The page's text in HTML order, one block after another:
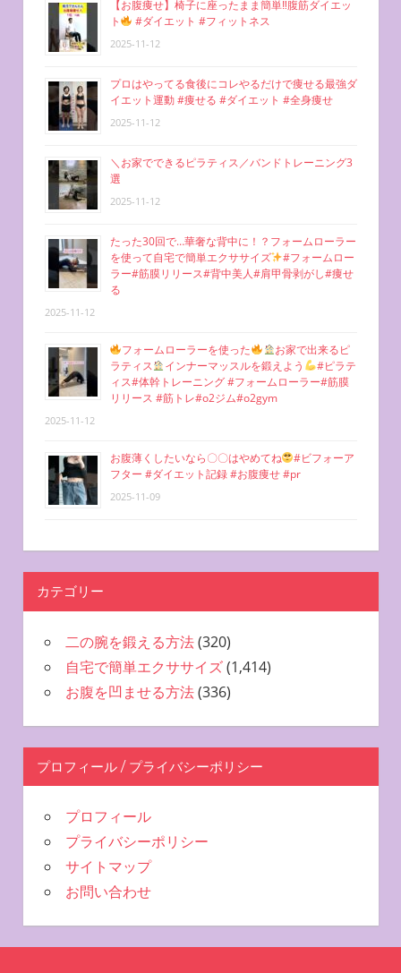
【お腹痩せ】椅子に座ったまま簡単‼︎腹筋ダイエッ
ト
#ダイエット #フィットネス
2025-11-12
プロはやってる食後にコレやるだけで痩せる最強ダ
イエット運動 #痩せる #ダイエット #全身痩せ
2025-11-12
＼お家でできるピラティス／バンドトレーニング3
選
2025-11-12
たった30回で…華奢な背中に！？フォームローラー
を使って自宅で簡単エクササイズ
#フォームロー
ラー#筋膜リリース#背中美人#肩甲骨剥がし#痩せ
る
2025-11-12
フォームローラーを使った
お家で出来るピ
ラティス
インナーマッスルを鍛えよう
#ピラテ
ィス#体幹トレーニング #フォームローラー#筋膜
リリース #筋トレ#o2ジム#o2gym
2025-11-12
お腹薄くしたいなら〇〇はやめてね
#ビフォーア
フター #ダイエット記録 #お腹痩せ #pr
2025-11-09
カテゴリー
二の腕を鍛える方法(320)
自宅で簡単エクササイズ(1,414)
お腹を凹ませる方法(336)
プロフィール / プライバシーポリシー
プロフィール
プライバシーポリシー
サイトマップ
お問い合わせ